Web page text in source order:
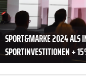
SPORT&MARKE 2024 ALS
SPORTINVESTITIONEN +